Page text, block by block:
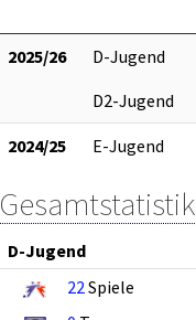
2025/26 D-Jugend
D2-Jugend
2024/25 E-Jugend
Gesamtstatistik
D-Jugend
22Spiele